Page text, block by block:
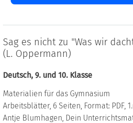
Sag es nicht zu "Was wir
(L. Oppermann)
Deutsch, 9. und 10. Klasse
Materialien für das Gymnasium
Arbeitsblätter, 6 Seiten, Format: PDF,
Antje Blumhagen, Dein